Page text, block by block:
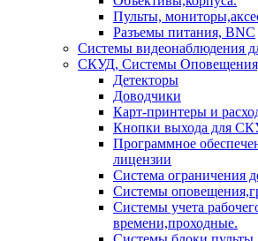
Пульты,
Разъемы питания, BNC
Системы видеонаблюдения
СКУД, Системы
Детекторы
Доводчики
Карт-принтеры и
Кнопки выхода для
Программное
лицензии
Система ограничения
Системы
Системы учета
времени,проходные.